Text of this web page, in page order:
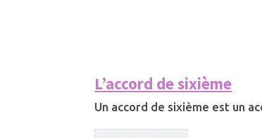
L’accord de sixième
Un accord de sixième est un